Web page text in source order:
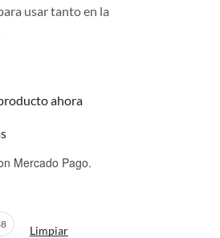
usar tanto en la
ahora
Mercado Pago.
Limpiar